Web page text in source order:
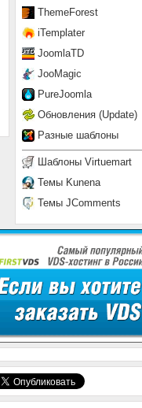
ThemeForest
iTemplater
JoomlaTD
JooMagic
PureJoomla
Обновления (Update)
Разные шаблоны
Шаблоны Virtuemart
Темы Kunena
Темы JComments